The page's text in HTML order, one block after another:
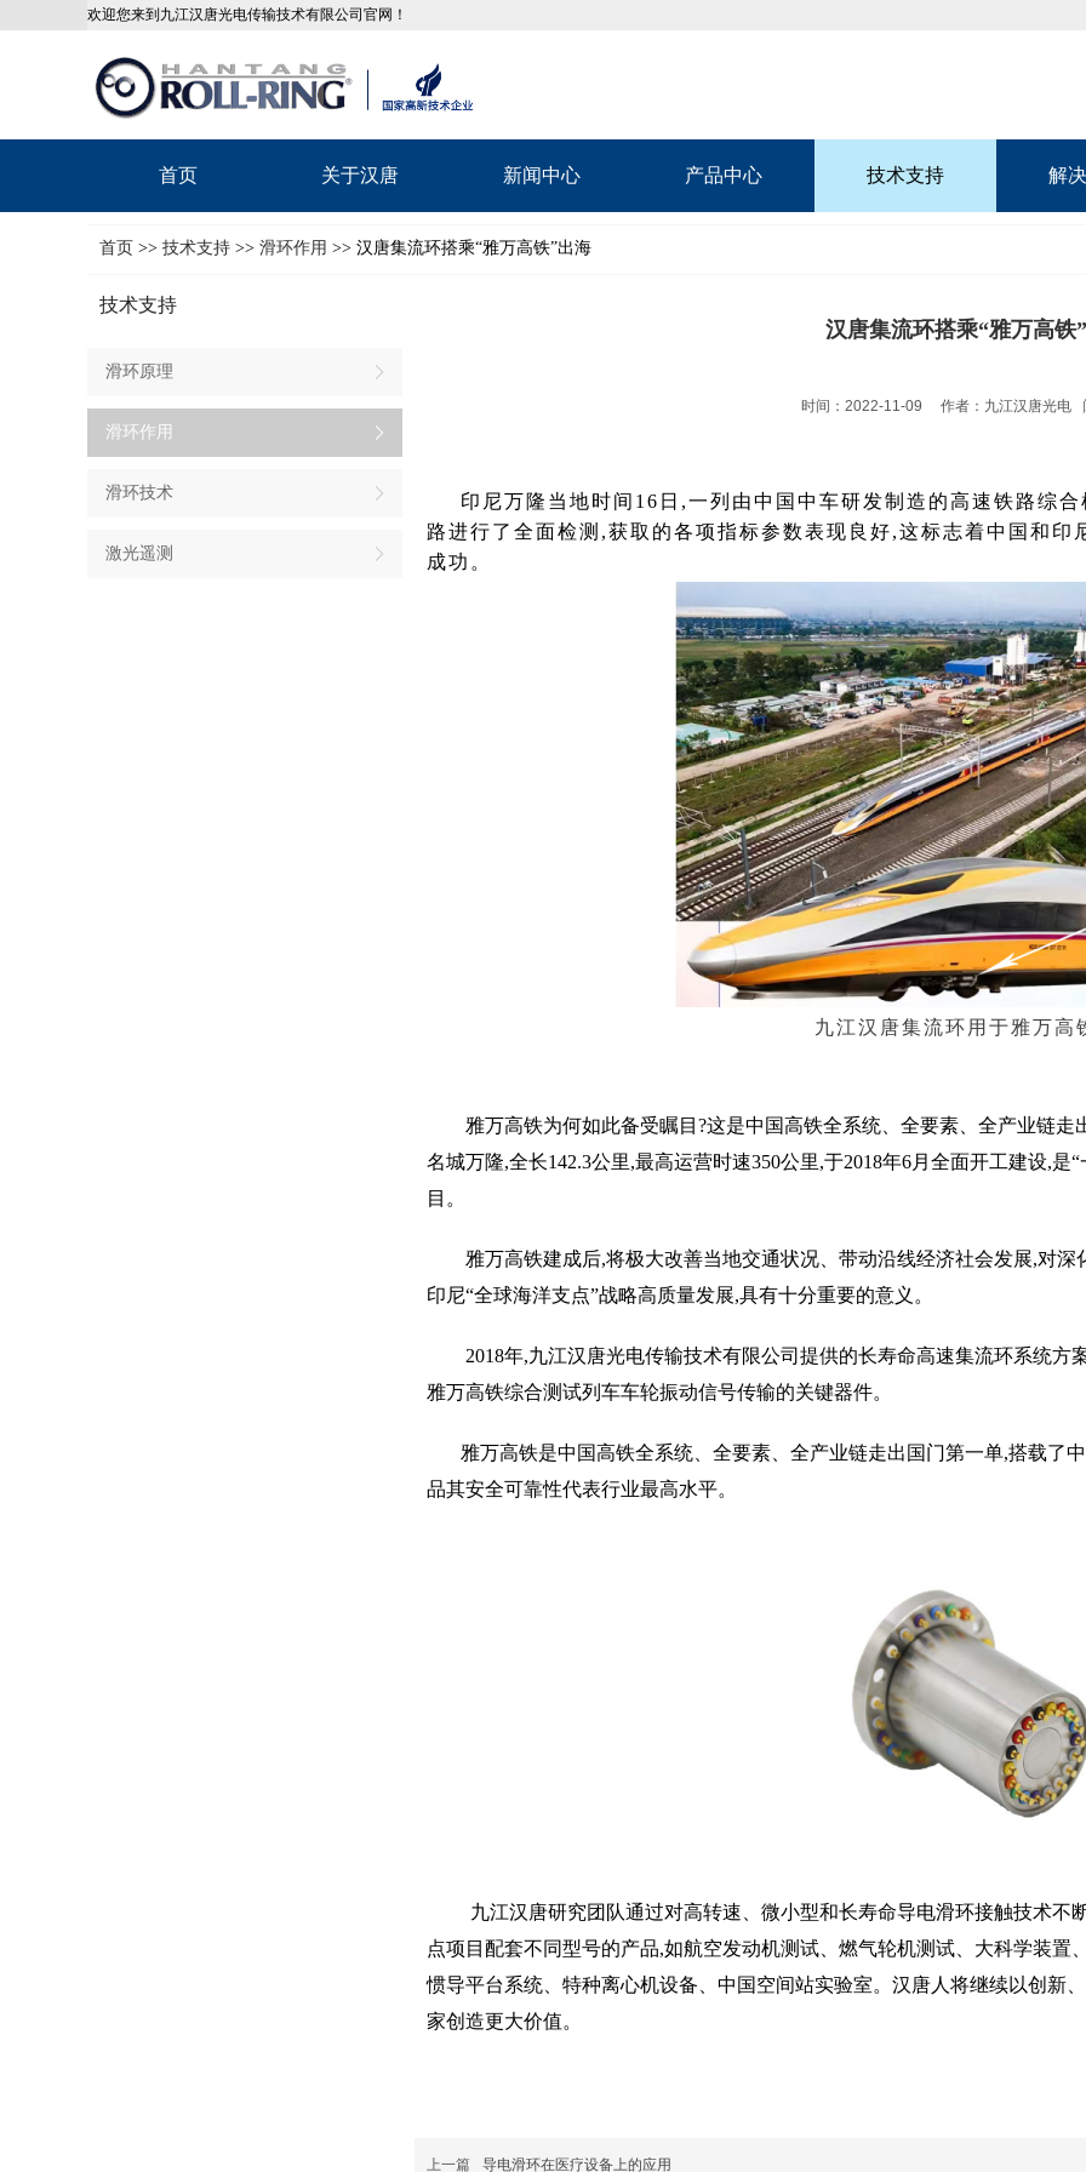
欢迎您来到九江汉唐光电传输技术有限公司官网！
首页 关于汉唐 新闻中心 产品中心 技术支持 解
首页 >> 技术支持 >> 滑环作用 >> 汉唐集流环搭乘“雅万高铁”出海
技术支持
滑环原理
滑环作用
滑环技术
激光遥测
汉唐集流环搭乘“雅万高铁
时间：2022-11-09 作者：九江汉唐光电
印尼万隆当地时间16日,一列由中国中车研发制造的高速铁路综
路进行了全面检测,获取的各项指标参数表现良好,这标志着中国和
成功。
九江汉唐集流环用于雅万高
雅万高铁为何如此备受瞩目?这是中国高铁全系统、全要素、全产业链
名城万隆,全长142.3公里,最高运营时速350公里,于2018年6月全面开工建设,
目。
雅万高铁建成后,将极大改善当地交通状况、带动沿线经济社会发展,对
印尼“全球海洋支点”战略高质量发展,具有十分重要的意义。
2018年,九江汉唐光电传输技术有限公司提供的长寿命高速集流环系统
雅万高铁综合测试列车车轮振动信号传输的关键器件。
雅万高铁是中国高铁全系统、全要素、全产业链走出国门第一单,搭载了
品其安全可靠性代表行业最高水平。
九江汉唐研究团队通过对高转速、微小型和长寿命导电滑环接触技术不
点项目配套不同型号的产品,如航空发动机测试、燃气轮机测试、大科学装
惯导平台系统、特种离心机设备、中国空间站实验室。汉唐人将继续以创新
家创造更大价值。
上一篇 导电滑环在医疗设备上的应用